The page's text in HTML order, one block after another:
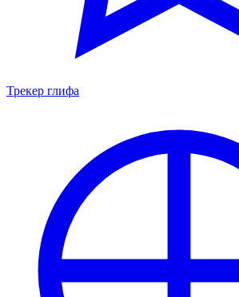
Трекер глифа